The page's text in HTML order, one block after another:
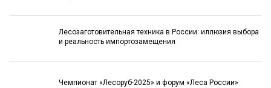
Лесозаготовительная техника в России: иллюзия выбора
и реальность импортозамещения
Чемпионат «Лесоруб-2025» и форум «Леса России»